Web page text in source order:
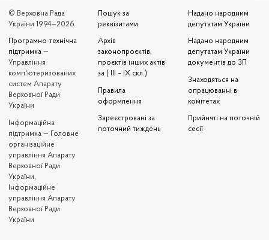
© Верховна Рада
України 1994—2026
Програмно-технічна
підтримка —
Управління
комп'ютеризованих
систем Апарату
Верховної Ради
України
Iнформаційна
підтримка — Головне
організаційне
управління Апарату
Верховної Ради
України,
Інформаційне
управління Апарату
Верховної Ради
України
Пошук за
реквізитами
Архів
законопроєктів,
проєктів інших актів
за ( III – IX скл.)
Правила
оформлення
Зареєстровані за
поточний тиждень
Надано народним
депутатам України
Надано народним
депутатам України
документів до ЗП
Знаходяться на
опрацюванні в
комітетах
Прийняті на поточній
сесії